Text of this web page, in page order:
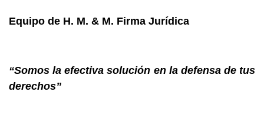
Equipo de H. M. & M. Firma Jurídica
“Somos la efectiva solución en la defensa de tus
derechos”